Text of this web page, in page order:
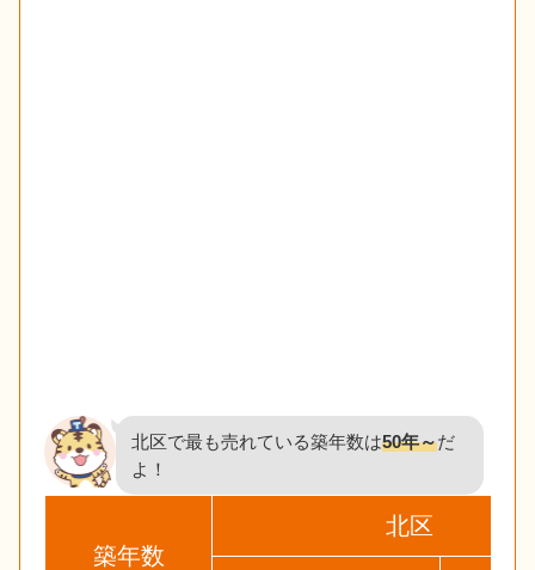
北区で最も売れている築年数は50年～だ
よ！
築年数
北区